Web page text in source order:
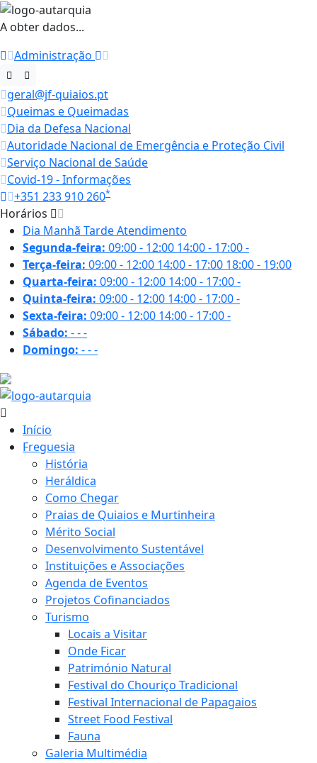
A obter dados...
Administração
geral@jf-quiaios.pt
Queimas e Queimadas
Dia da Defesa Nacional
Autoridade Nacional de Emergência e Proteção Civil
Serviço Nacional de Saúde
Covid-19 - Informações
+351 233 910 260*
Horários
Dia Manhã TardeAtendimento
Segunda-feira: 09:00 - 12:00 14:00 - 17:00-
Terça-feira: 09:00 - 12:00 14:00 - 17:00 18:00 - 19:00
Quarta-feira: 09:00 - 12:00 14:00 - 17:00-
Quinta-feira: 09:00 - 12:00 14:00 - 17:00-
Sexta-feira: 09:00 - 12:00 14:00 - 17:00-
Sábado: ---
Domingo: ---
Início
Freguesia
História
Heráldica
Como Chegar
Praias de Quiaios e Murtinheira
Mérito Social
Desenvolvimento Sustentável
Instituições e Associações
Agenda de Eventos
Projetos Cofinanciados
Turismo
Locais a Visitar
Onde Ficar
Património Natural
Festival do Chouriço Tradicional
Festival Internacional de Papagaios
Street Food Festival
Fauna
Galeria Multimédia